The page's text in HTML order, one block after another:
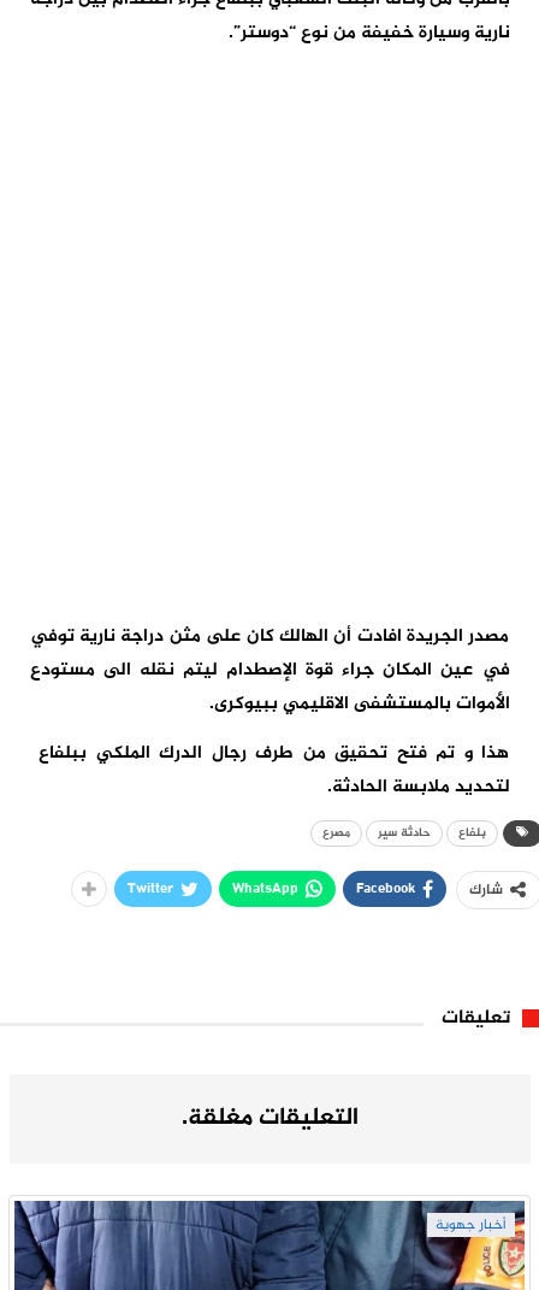
نارية وسيارة خفيفة من نوع “دوستر”.
مصدر الجريدة افادت أن الهالك كان على مثن دراجة نارية توفي
في عين المكان جراء قوة الإصطدام ليتم نقله الى مستودع
الأموات بالمستشفى الاقليمي ببيوكرى.
هذا و تم فتح تحقيق من طرف رجال الدرك الملكي ببلفاع
لتحديد ملابسة الحادثة.
بلفاع حادثة سير مصرع
شارك Facebook
WhatsApp
Twitter
تعليقات
التعليقات مغلقة.
أخبار جهوية